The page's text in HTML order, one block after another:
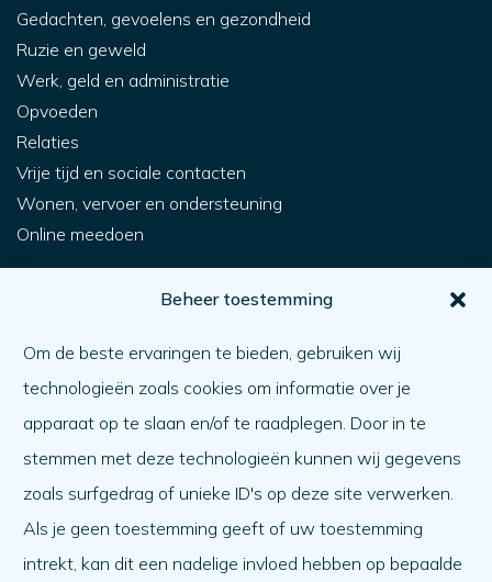
Beheer toestemming
Om de beste ervaringen te bieden, gebruiken wij
technologieën zoals cookies om informatie over je
apparaat op te slaan en/of te raadplegen. Door in te
stemmen met deze technologieën kunnen wij gegevens
zoals surfgedrag of unieke ID's op deze site verwerken.
Als je geen toestemming geeft of uw toestemming
intrekt, kan dit een nadelige invloed hebben op bepaalde
Gedachten, gevoelens en gezondheid
Ruzie en geweld
Werk, geld en administratie
Opvoeden
Relaties
Vrije tijd en sociale contacten
Wonen, vervoer en ondersteuning
Online meedoen
Wat er speelt
Agenda
Over ons
Over ons
Werken bij